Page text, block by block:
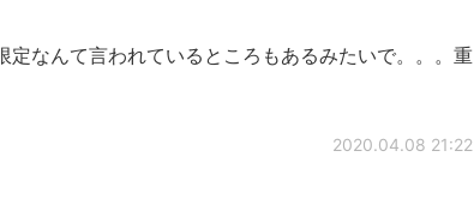
なんて言われているところもあるみたいで。。。重
2020.04.08 21:22